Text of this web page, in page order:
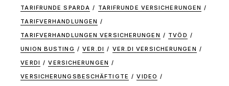
TARIFRUNDE SPARDA
TARIFRUNDE VERSICHERUNGEN
TARIFVERHANDLUNGEN
TARIFVERHANDLUNGEN VERSICHERUNGEN
TVÖD
UNION BUSTING
VER.DI
VER.DI VERSICHERUNGEN
VERDI
VERSICHERUNGEN
VERSICHERUNGSBESCHÄFTIGTE
VIDEO